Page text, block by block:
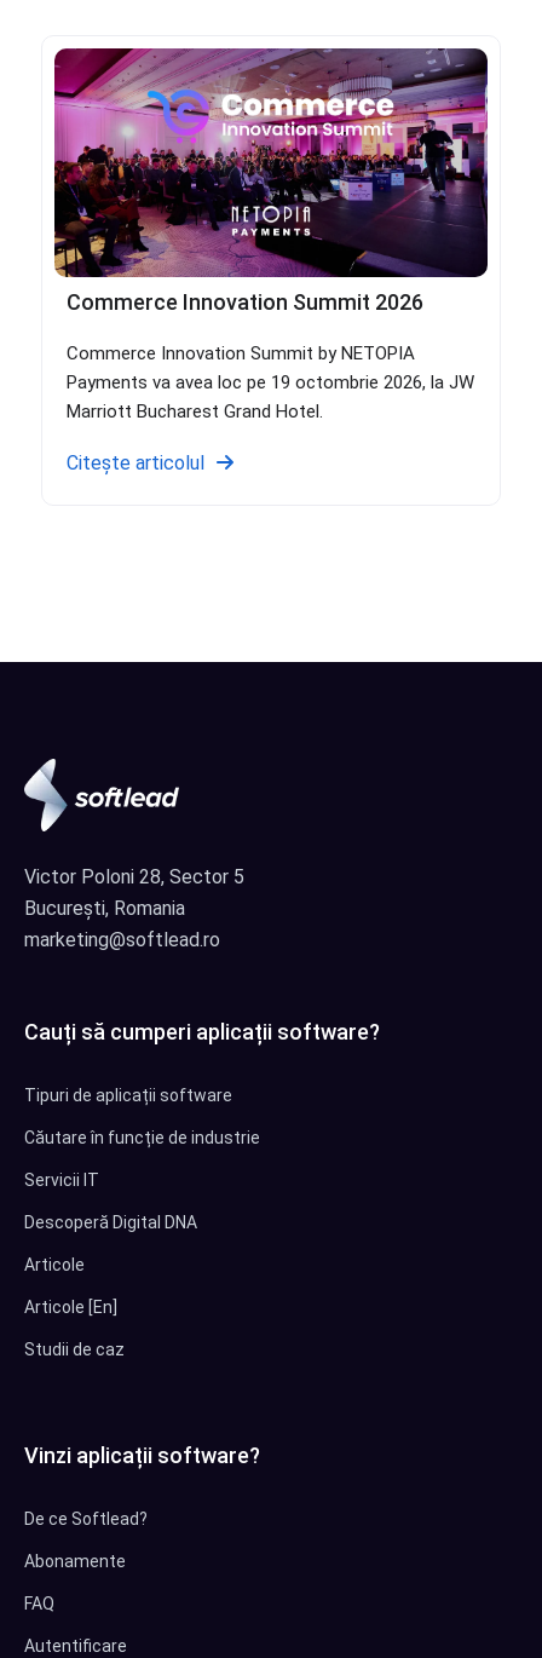
Commerce Innovation Summit 2026
Commerce Innovation Summit by NETOPIA
Payments va avea loc pe 19 octombrie 2026, la JW
Marriott Bucharest Grand Hotel.
Citește articolul
Victor Poloni 28, Sector 5
București, Romania
marketing@softlead.ro
Cauți să cumperi aplicații software?
Tipuri de aplicații software
Căutare în funcție de industrie
Servicii IT
Descoperă Digital DNA
Articole
Articole [En]
Studii de caz
Vinzi aplicații software?
De ce Softlead?
Abonamente
FAQ
Autentificare